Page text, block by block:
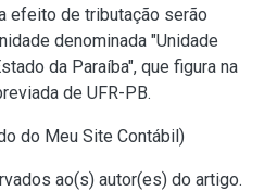
efeito de tributação serão
denominada "Unidade
da Paraíba", que figura na
de UFR-PB.
do Meu Site Contábil)
ao(s) autor(es) do artigo.